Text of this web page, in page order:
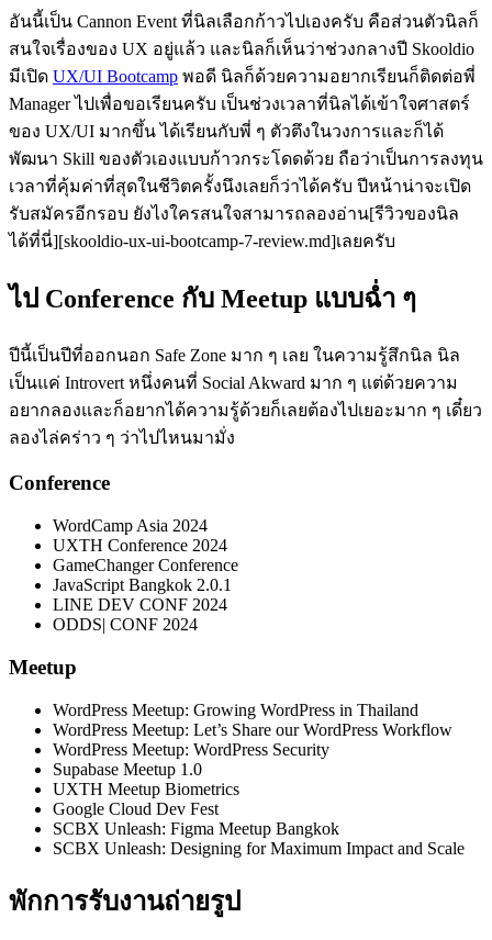
อันนี้เป็น Cannon Event ที่นิลเลือกก้าวไปเองครับ คือส่วนตัวนิลก็
สนใจเรื่องของ UX อยู่แล้ว และนิลก็เห็นว่าช่วงกลางปี Skooldio
มีเปิด UX/UI Bootcamp พอดี นิลก็ด้วยความอยากเรียนก็ติดต่อพี่
Manager ไปเพื่อขอเรียนครับ เป็นช่วงเวลาที่นิลได้เข้าใจศาสตร์
ของ UX/UI มากขึ้น ได้เรียนกับพี่ ๆ ตัวตึงในวงการและก็ได้
พัฒนา Skill ของตัวเองแบบก้าวกระโดดด้วย ถือว่าเป็นการลงทุน
เวลาที่คุ้มค่าที่สุดในชีวิตครั้งนึงเลยก็ว่าได้ครับ ปีหน้าน่าจะเปิด
รับสมัครอีกรอบ ยังไงใครสนใจสามารถลองอ่าน[รีวิวของนิล
ได้ที่นี่][skooldio-ux-ui-bootcamp-7-review.md]เลยครับ
ไป Conference กับ Meetup แบบฉ่ำ ๆ
ปีนี้เป็นปีที่ออกนอก Safe Zone มาก ๆ เลย ในความรู้สึกนิล นิล
เป็นแค่ Introvert หนึ่งคนที่ Social Akward มาก ๆ แต่ด้วยความ
อยากลองและก็อยากได้ความรู้ด้วยก็เลยต้องไปเยอะมาก ๆ เดี๋ยว
ลองไล่คร่าว ๆ ว่าไปไหนมามั่ง
Conference
WordCamp Asia 2024
UXTH Conference 2024
GameChanger Conference
JavaScript Bangkok 2.0.1
LINE DEV CONF 2024
ODDS| CONF 2024
Meetup
WordPress Meetup: Growing WordPress in Thailand
WordPress Meetup: Let’s Share our WordPress Workflow
WordPress Meetup: WordPress Security
Supabase Meetup 1.0
UXTH Meetup Biometrics
Google Cloud Dev Fest
SCBX Unleash: Figma Meetup Bangkok
SCBX Unleash: Designing for Maximum Impact and Scale
พักการรับงานถ่ายรูป